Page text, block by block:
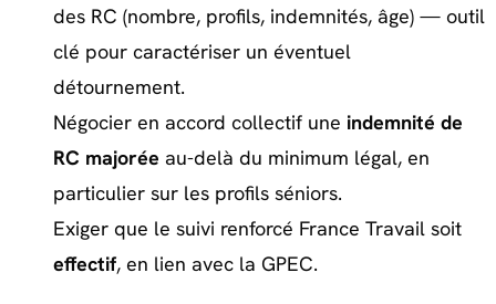
des RC (nombre, profils, indemnités, âge) — outil
clé pour caractériser un éventuel
détournement.
Négocier en accord collectif une indemnité de
RC majorée au-delà du minimum légal, en
particulier sur les profils séniors.
Exiger que le suivi renforcé France Travail soit
effectif, en lien avec la GPEC.